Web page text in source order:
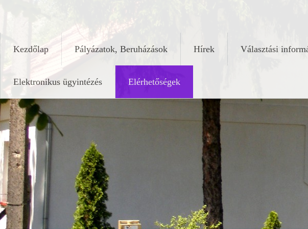
Kezdőlap Pályázatok, Beruházások Hírek Választási
Elektronikus ügyintézés Elérhetőségek